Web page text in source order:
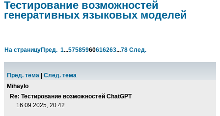
Тестирование возможностей
генеративных языковых моделей
На страницуПред. 1...57585960616263...78 След.
Пред. тема
След. тема
Mihaylo
Re: Тестирование возможностей ChatGPT
16.09.2025, 20:42